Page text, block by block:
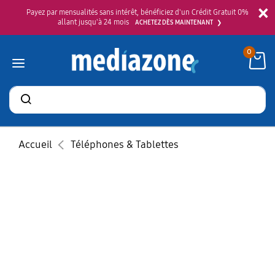
×
Payez par mensualités sans intérêt, bénéficiez d'un Crédit Gratuit 0%
allant jusqu'à 24 mois
ACHETEZ DÈS MAINTENANT
Rechercher
des
produits
0
Accueil Téléphones & Tablettes